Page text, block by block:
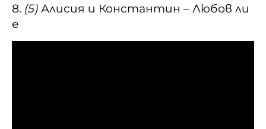
8. (5) Алисия и Константин – Любов ли
е